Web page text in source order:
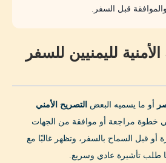
قبل السفر.
لليمنيين للسفر
أو ما يسميه البعض التصريح الأمني
خطوة مراجعة أو موافقة من الجهات
أو قبل السماح بالسفر، وتظهر غالبًا مع
طلب تأشيرة عادي وسريع.